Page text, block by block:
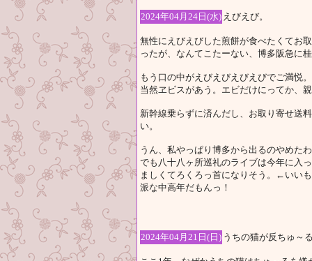
2024年04月24日(水) えびえび。
無性にえびえびした煎餅が食べたくてお
ったが、なんてこたーない、博多阪急に
もう口の中がえびえびえびえびでご満悦。
当然ヱビスがあう。エビだけにってか、
新幹線乗らずに済んだし、お取り寄せ送
い。
うん、私やっぱり博多から出るのやめた
でも八十八ヶ所巡礼のライブは今年に入
ましくてろくろっ首になりそう。←いい
派な中高年だもんっ！
2024年04月21日(日) うちの猫が反ちゅ～